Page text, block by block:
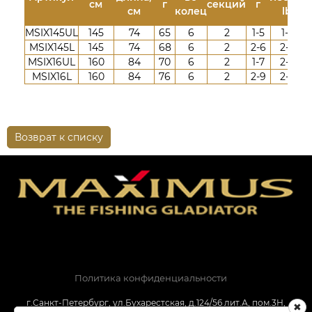
см
см
г
колец
секций
г
lb
MSIX145UL
145 74 65 6 2 1-5
1-5
MSIX145L
145 74 68 6 2 2-6
2-6
MSIX16UL
160 84 70 6 2 1-7
2-6
MSIX16L
160 84 76 6 2 2-9 2-8
Возврат к списку
Политика конфиденциальности
г.Санкт-Петербург, ул.Бухарестская, д.124/56 лит.А, пом.3Н,